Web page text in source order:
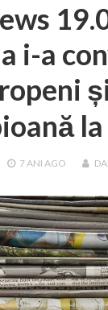
i-a
7 ANI AGO